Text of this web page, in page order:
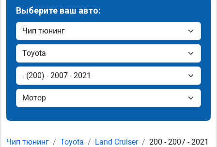
Выберите ваш авто:
Чип тюнинг Toyota Land Cruiser 200 - 2007 - 2021